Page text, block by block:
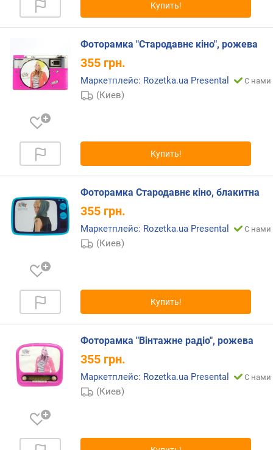
м
о
т
д
е
ы
о
о
г
м
о
д
о
о
и
х
д
ш
Купить!
Фоторамка "Стародавнє кіно", рожева
355 грн.
Маркетплейс: Rozetka.ua Presental С нами
(Киев)
Купить!
Фоторамка Стародавнє кіно, блакитна
355 грн.
Маркетплейс: Rozetka.ua Presental С нами
(Киев)
Купить!
Фоторамка "Вінтажне радіо", рожева
355 грн.
Маркетплейс: Rozetka.ua Presental С нами
(Киев)